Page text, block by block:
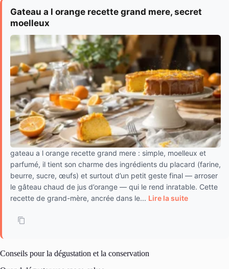
Gateau a l orange recette grand mere, secret
moelleux
gateau a l orange recette grand mere : simple, moelleux et
parfumé, il tient son charme des ingrédients du placard (farine,
beurre, sucre, œufs) et surtout d’un petit geste final — arroser
le gâteau chaud de jus d’orange — qui le rend inratable. Cette
recette de grand-mère, ancrée dans le... Lire la suite
Conseils pour la dégustation et la conservation